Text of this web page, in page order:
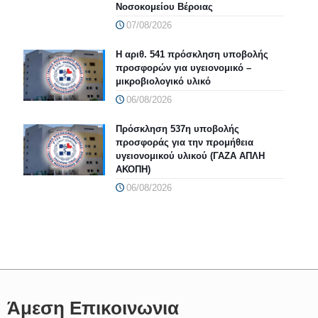
Νοσοκομείου Βέροιας
07/08/2026
Η αριθ. 541 πρόσκληση υποβολής
προσφορών για υγειονομικό –
μικροβιολογικό υλικό
06/08/2026
Πρόσκληση 537η υποβολής
προσφοράς για την προμήθεια
υγειονομικού υλικού (ΓΑΖΑ ΑΠΛΗ
ΑΚΟΠΗ)
06/08/2026
Άμεση Επικοινωνια